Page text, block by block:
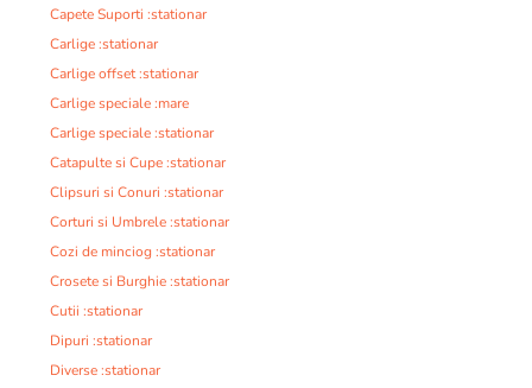
Capete Suporti :stationar
Carlige :stationar
Carlige offset :stationar
Carlige speciale :mare
Carlige speciale :stationar
Catapulte si Cupe :stationar
Clipsuri si Conuri :stationar
Corturi si Umbrele :stationar
Cozi de minciog :stationar
Crosete si Burghie :stationar
Cutii :stationar
Dipuri :stationar
Diverse :stationar